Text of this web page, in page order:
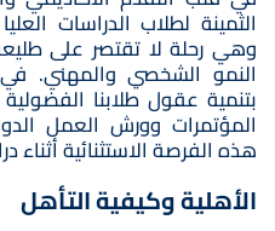
الثمينة لطلاب الدراسات
وهي رحلة لا تقتصر على
النمو الشخصي والمهني. في
بتنمية عقول طلابنا
المؤتمرات وورش العمل
هذه الفرصة الاستثنائية أثناء
الأهلية وكيفية التأهل